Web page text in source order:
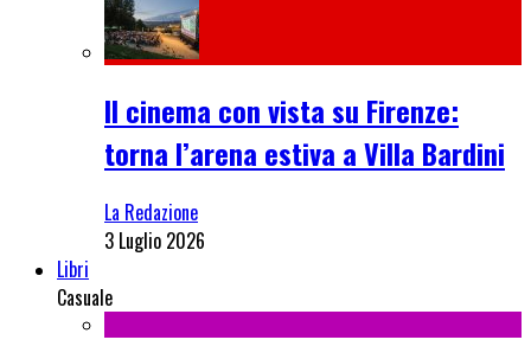
Il cinema con vista su Firenze:
torna l’arena estiva a Villa Bardini
La Redazione
3 Luglio 2026
Libri
Casuale